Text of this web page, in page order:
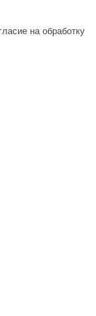
на обработку